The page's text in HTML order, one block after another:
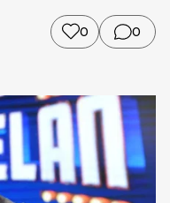
0 0